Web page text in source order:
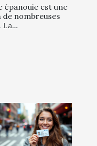
épanouie est une
nombreuses